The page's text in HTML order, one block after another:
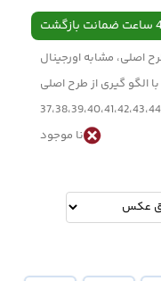
اصلی، مشابه اورجینال
با الگو گیری از طرح اصلی
37،38،39،40،41،42،43،44
نا موجود